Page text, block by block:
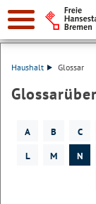
Suche:
Haushalt Glossar
A B C
L
M N